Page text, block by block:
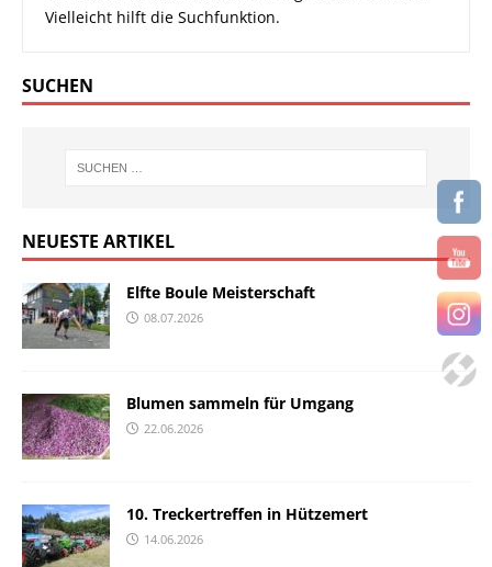
Vielleicht hilft die Suchfunktion.
SUCHEN
NEUESTE ARTIKEL
Elfte Boule Meisterschaft
08.07.2026
Blumen sammeln für Umgang
22.06.2026
10. Treckertreffen in Hützemert
14.06.2026